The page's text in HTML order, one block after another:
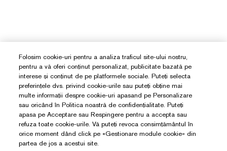
Folosim cookie-uri pentru a analiza traficul site-ului nostru,
pentru a vă oferi conținut personalizat, publicitate bazată pe
interese și conținut de pe platformele sociale. Puteți selecta
preferințele dvs. privind cookie-urile sau puteți obține mai
multe informații despre cookie-uri apasand pe Personalizare
sau oricând în Politica noastră de confidențialitate. Puteți
apasa pe Acceptare sau Respingere pentru a accepta sau
refuza toate cookie-urile. Vă puteți revoca consimțământul în
orice moment dând click pe «Gestionare module cookie» din
partea de jos a acestui site.